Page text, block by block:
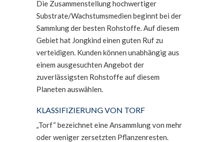
Die Zusammenstellung hochwertiger
Substrate/Wachstumsmedien beginnt bei der
Sammlung der besten Rohstoffe. Auf diesem
Gebiet hat Jongkind einen guten Ruf zu
verteidigen. Kunden können unabhängig aus
einem ausgesuchten Angebot der
zuverlässigsten Rohstoffe auf diesem
Planeten auswählen.
KLASSIFIZIERUNG VON TORF
„Torf“ bezeichnet eine Ansammlung von mehr
oder weniger zersetzten Pflanzenresten.